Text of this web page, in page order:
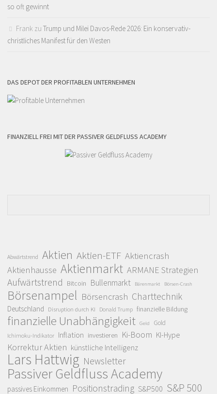
so oft gewinnt
Frank zu Trump und Milei Davos-Rede 2026: Ein konservativ-
christliches Manifest für den Westen
DAS DEPOT DER PROFITABLEN UNTERNEHMEN
FINANZIELL FREI MIT DER PASSIVER GELDFLUSS ACADEMY
Abwärtstrend Aktien Aktien-ETF Aktiencrash
Aktienhausse Aktienmarkt ARMANE Strategien
Aufwärtstrend Bitcoin Bullenmarkt Bärenmarkt Börsen-Crash
Börsenampel Börsencrash Charttechnik
Deutschland Disruption durch KI Donald Trump finanzielle Bildung
finanzielle Unabhängigkeit Geld Gold
Ichimoku-Indikator Inflation investieren Ki-Boom KI-Hype
Korrektur Aktien künstliche Intelligenz
Lars Hattwig Newsletter
Passiver Geldfluss Academy
passives Einkommen Positionstrading S&P500 S&P 500